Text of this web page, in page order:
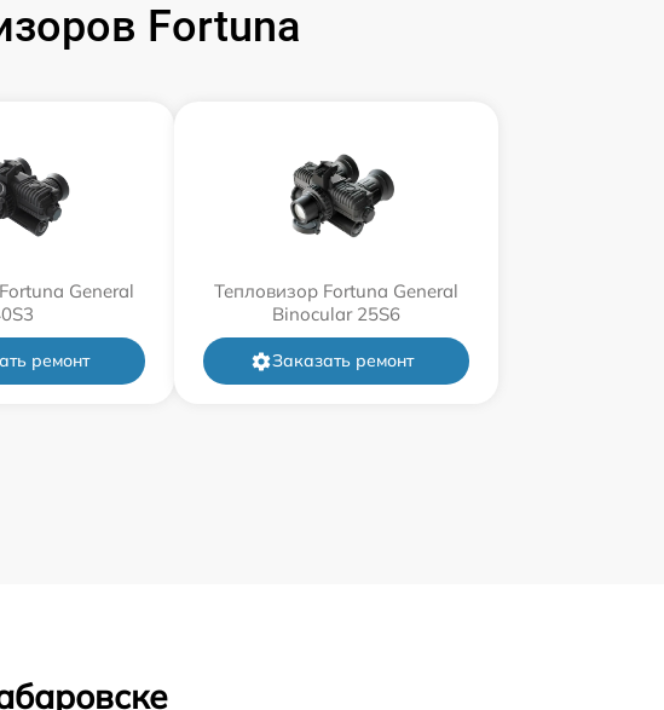
Fortuna
General
ремонт
Тепловизор Fortuna General
Binocular 25S6
Заказать ремонт